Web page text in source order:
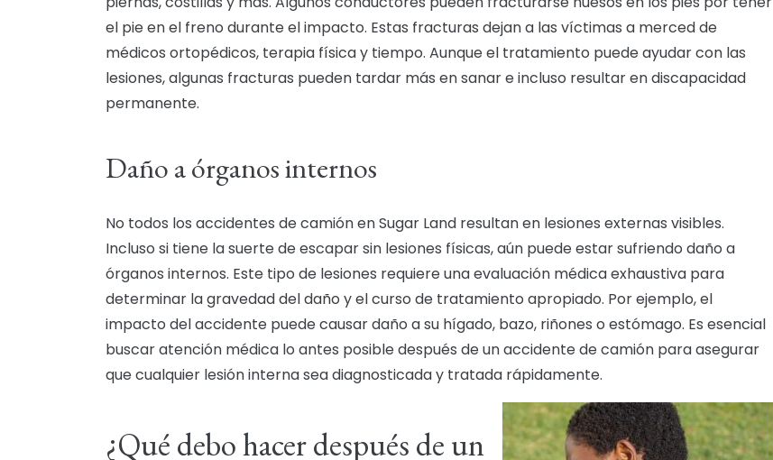
el pie en el freno durante el impacto. Estas fracturas dejan a las víctimas a merced de
médicos ortopédicos, terapia física y tiempo. Aunque el tratamiento puede ayudar con las
lesiones, algunas fracturas pueden tardar más en sanar e incluso resultar en discapacidad
permanente.
Daño a órganos internos
No todos los accidentes de camión en Sugar Land resultan en lesiones externas visibles.
Incluso si tiene la suerte de escapar sin lesiones físicas, aún puede estar sufriendo daño a
órganos internos. Este tipo de lesiones requiere una evaluación médica exhaustiva para
determinar la gravedad del daño y el curso de tratamiento apropiado. Por ejemplo, el
impacto del accidente puede causar daño a su hígado, bazo, riñones o estómago. Es esencial
buscar atención médica lo antes posible después de un accidente de camión para asegurar
que cualquier lesión interna sea diagnosticada y tratada rápidamente.
¿Qué debo hacer después de un